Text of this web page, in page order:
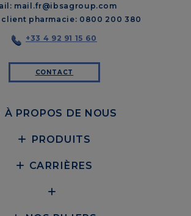
mail.fr@ibsagroup.com
client pharmacie: 0800 200 380
+33 4 92 91 15 60
CONTACT
À PROPOS DE NOUS
PRODUITS
CARRIÈRES